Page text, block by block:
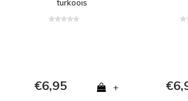
turkoois
€6,95 +